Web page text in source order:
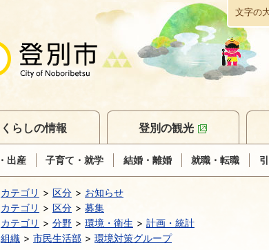
本
文
へ
移
動
文字の
くらしの情報
出産 子育て・就学 結婚・離婚 就職・転職
登別の観光
カテゴリ 区分
お知らせ
カテゴリ 区分
募集
カテゴリ 分野 環境・衛生
計画・統計
組織 市民生活部 環境対策グループ